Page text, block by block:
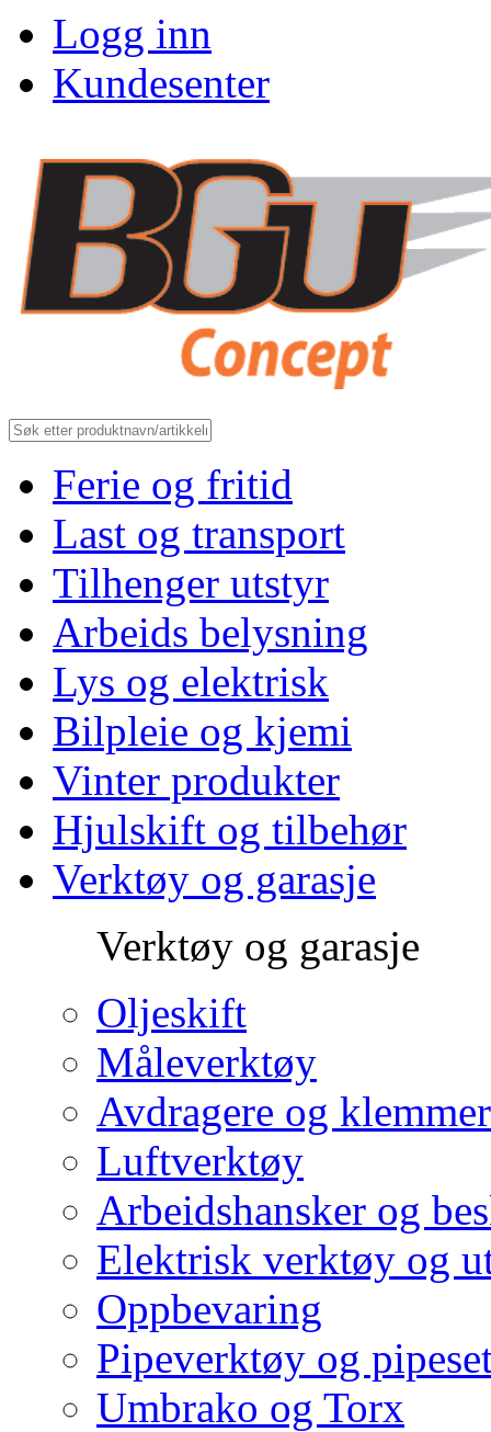
Logg inn
Kundesenter
Ferie og fritid
Last og transport
Tilhenger utstyr
Arbeids belysning
Lys og elektrisk
Bilpleie og kjemi
Vinter produkter
Hjulskift og tilbehør
Verktøy og garasje
Verktøy og garasje
Oljeskift
Måleverktøy
Avdragere og klemmer
Luftverktøy
Arbeidshansker og
Elektrisk verktøy og
Oppbevaring
Pipeverktøy og
Umbrako og Torx